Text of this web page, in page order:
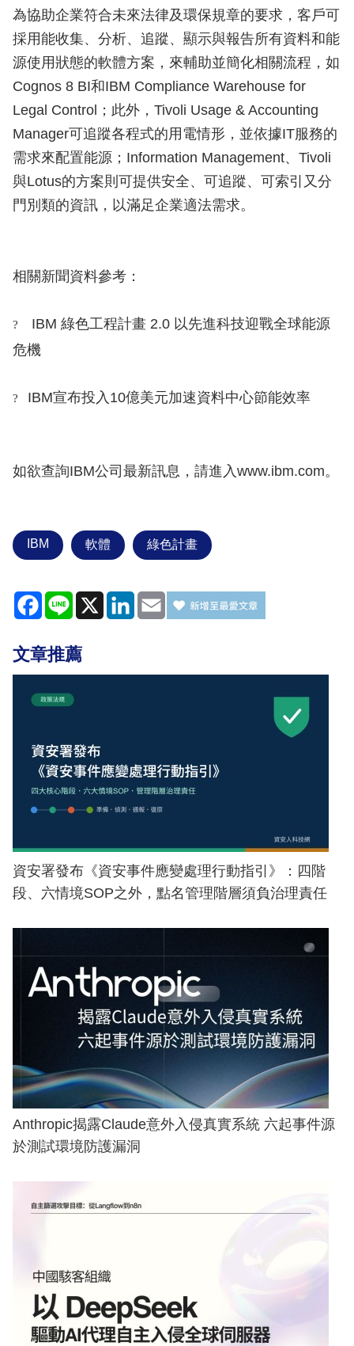
為協助企業符合未來法律及環保規章的要求，客戶可
採用能收集、分析、追蹤、顯示與報告所有資料和能
源使用狀態的軟體方案，來輔助並簡化相關流程，如
Cognos 8 BI和IBM Compliance Warehouse for
Legal Control；此外，Tivoli Usage & Accounting
Manager可追蹤各程式的用電情形，並依據IT服務的
需求來配置能源；Information Management、Tivoli
與Lotus的方案則可提供安全、可追蹤、可索引又分
門別類的資訊，以滿足企業適法需求。
相關新聞資料參考：
?
IBM 綠色工程計畫 2.0 以先進科技迎戰全球能源
危機
? IBM宣布投入10億美元加速資料中心節能效率
如欲查詢IBM公司最新訊息，請進入www.ibm.com。
IBM 軟體 綠色計畫
Facebook
Line X LinkedIn
Email
文章推薦
資安署發布《資安事件應變處理行動指引》：四階
段、六情境SOP之外，點名管理階層須負治理責任
Anthropic揭露Claude意外入侵真實系統 六起事件源
於測試環境防護漏洞